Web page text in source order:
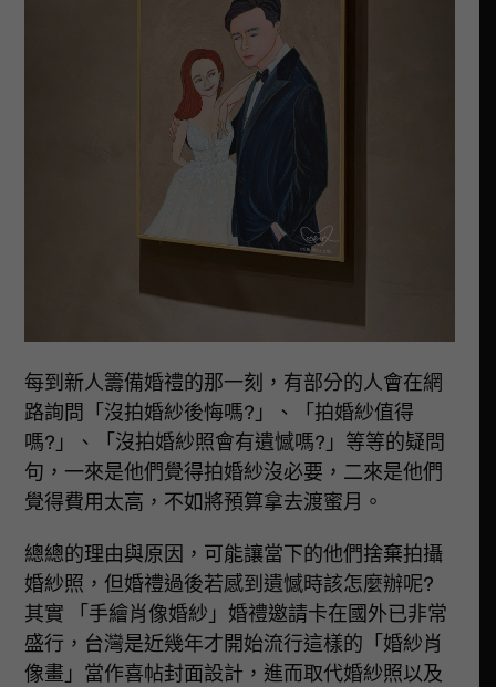
每到新人籌備婚禮的那一刻，有部分的人會在網
路詢問「沒拍婚紗後悔嗎?」、「拍婚紗值得
嗎?」、「沒拍婚紗照會有遺憾嗎?」等等的疑問
句，一來是他們覺得拍婚紗沒必要，二來是他們
覺得費用太高，不如將預算拿去渡蜜月。
總總的理由與原因，可能讓當下的他們捨棄拍攝
婚紗照，但婚禮過後若感到遺憾時該怎麼辦呢?
其實 「手繪肖像婚紗」婚禮邀請卡在國外已非常
盛行，台灣是近幾年才開始流行這樣的「婚紗肖
像畫」當作喜帖封面設計，進而取代婚紗照以及